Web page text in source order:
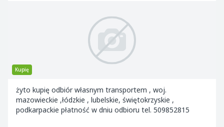
Kupię
żyto kupię odbiór własnym transportem , woj.
mazowieckie ,łódzkie , lubelskie, świętokrzyskie ,
podkarpackie płatność w dniu odbioru tel. 509852815